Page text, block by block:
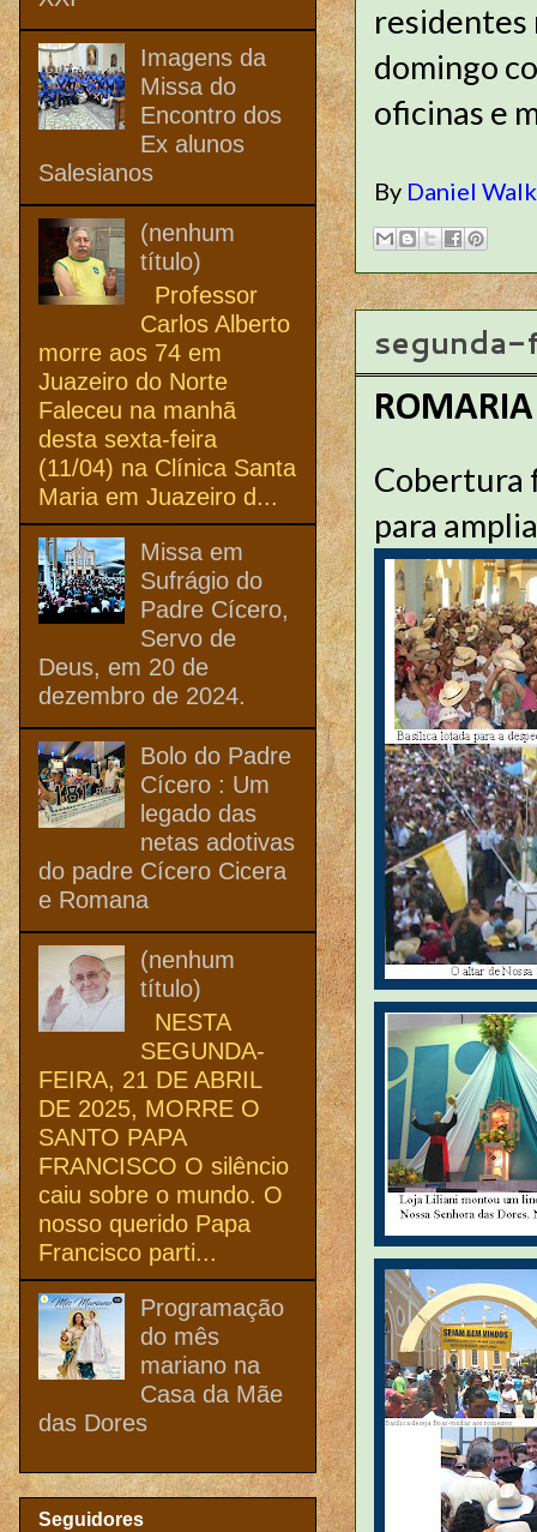
residentes
domingo
oficinas e
By Daniel
ROMARIA
Cobertura
para
Imagens da
Missa do
Encontro dos
Ex alunos
Salesianos
(nenhum
título)
Professor
Carlos Alberto
morre aos 74 em
Juazeiro do Norte
Faleceu na manhã
desta sexta-feira
(11/04) na Clínica Santa
Maria em Juazeiro d...
Missa em
Sufrágio do
Padre Cícero,
Servo de
Deus, em 20 de
dezembro de 2024.
Bolo do Padre
Cícero : Um
legado das
netas adotivas
do padre Cícero Cicera
e Romana
(nenhum
título)
NESTA
SEGUNDA-
FEIRA, 21 DE ABRIL
DE 2025, MORRE O
SANTO PAPA
FRANCISCO O silêncio
caiu sobre o mundo. O
nosso querido Papa
Francisco parti...
Programação
do mês
mariano na
Casa da Mãe
das Dores
Seguidores